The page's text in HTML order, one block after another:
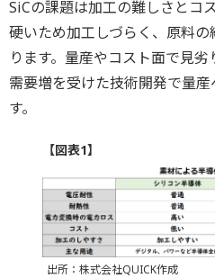
SiCの課題は加工の難しさとコ
硬いため加工しづらく、原料
ります。量産やコスト面で見
需要増を受けた技術開発で量
す。
【図表1】
出所：株式会社QUICK作成